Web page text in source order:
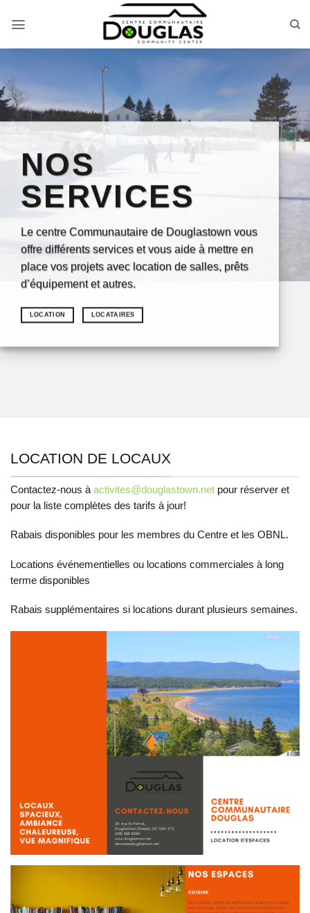
NOS
SERVICES
Le centre Communautaire de Douglastown vous
offre différents services et vous aide à mettre en
place vos projets avec location de salles, prêts
d’équipement et autres.
LOCATION LOCATAIRES
LOCATION DE LOCAUX
Contactez-nous à activites@douglastown.net pour réserver et
pour la liste complètes des tarifs à jour!
Rabais disponibles pour les membres du Centre et les OBNL.
Locations événementielles ou locations commerciales à long
terme disponibles
Rabais supplémentaires si locations durant plusieurs semaines.